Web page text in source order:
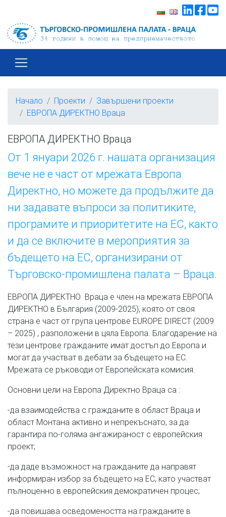
Начало Проекти
Завършени проекти
ЕВРОПА ДИРЕКТНО Враца
ЕВРОПА ДИРЕКТНО Враца
От 1 януари 2026 г. нашата организация
вече не е част от мрежата Европа
Директно, но можете да продължите да
ни задавате въпроси за политиките,
програмите и приоритетите на ЕС, както
и да се включите в мероприятия за
бъдещето на ЕС, организирани от
Търговско-промишлена палата – Враца.
ЕВРОПА ДИРЕКТНО Враца е член на мрежата ЕВРОПА
ДИРЕКТНО в България (2009-2025), която от своя
страна е част от група центрове EUROPE DIRECT (2009
– 2025) , разположени в цяла Европа. Благодарение на
тези центрове гражданите имат достъп до Европа и
могат да участват в дебати за бъдещето на ЕС.
Мрежата се ръководи от Европейската комисия.
Основни цели на Европа Директно Враца са :
-да взаимодейства с гражданите в област Враца и
област Монтана активно и непрекъснато, за да
гарантира по-голяма ангажираност с европейския
проект;
-да даде възможност на гражданите да направят
информиран избор за бъдещето на ЕС, като участват
пълноценно в европейския демократичен процес;
-да повишава осведомеността на гражданите в